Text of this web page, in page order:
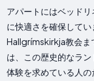
アパートにはベッド
に快適さを確保して
Hallgrímskirkja教会ま
は、この歴史的なラ
体験を求めている人